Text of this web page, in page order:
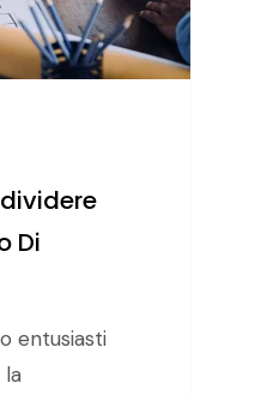
Di
entusiasti
la